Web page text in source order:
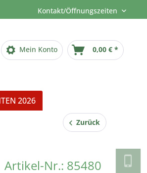
Kontakt/Öffnungszeiten
Mein Konto 0,00 € *
2026
Zurück
Artikel-Nr.: 85480